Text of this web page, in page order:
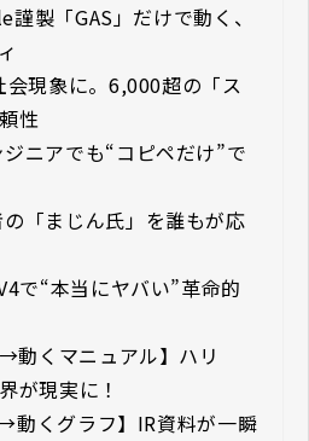
製「GAS」だけで動く、
会現象に。6,000超の「ス
性
ニアでも“コピペだけ”で
「まじん氏」を誰もが応
で“本当にヤバい”革命的
動くマニュアル】ハリ
が現実に！
動くグラフ】IR資料が一瞬